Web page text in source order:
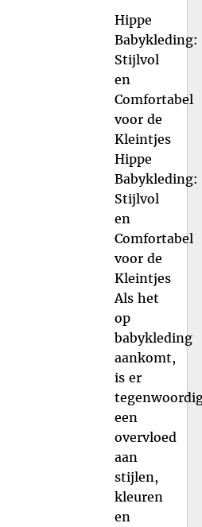
Hippe
Babykleding:
Stijlvol
en
Comfortabel
voor de
Kleintjes
Hippe
Babykleding:
Stijlvol
en
Comfortabel
voor de
Kleintjes
Als het
op
babykleding
aankomt,
is er
een
overvloed
aan
stijlen,
kleuren
en